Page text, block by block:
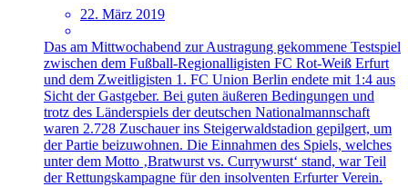
22. März 2019
Das am Mittwochabend zur Austragung gekommene Testspiel
zwischen dem Fußball-Regionalligisten FC Rot-Weiß Erfurt
und dem Zweitligisten 1. FC Union Berlin endete mit 1:4 aus
Sicht der Gastgeber. Bei guten äußeren Bedingungen und
trotz des Länderspiels der deutschen Nationalmannschaft
waren 2.728 Zuschauer ins Steigerwaldstadion gepilgert, um
der Partie beizuwohnen. Die Einnahmen des Spiels, welches
unter dem Motto ‚Bratwurst vs. Currywurst‘ stand, war Teil
der Rettungskampagne für den insolventen Erfurter Verein.